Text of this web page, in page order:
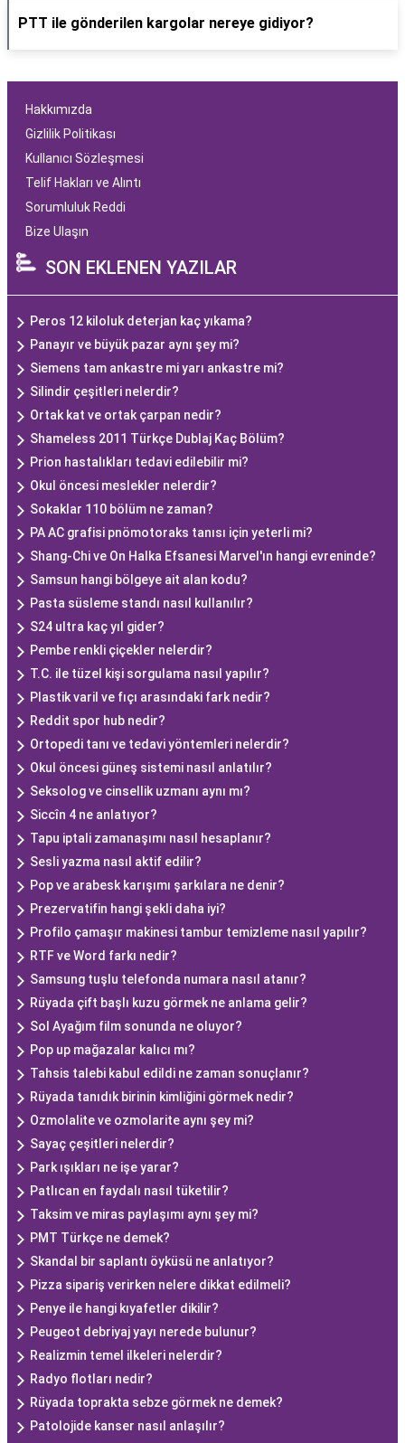
PTT ile gönderilen kargolar nereye gidiyor?
Hakkımızda
Gizlilik Politikası
Kullanıcı Sözleşmesi
Telif Hakları ve Alıntı
Sorumluluk Reddi
Bize Ulaşın
SON EKLENEN YAZILAR
Peros 12 kiloluk deterjan kaç yıkama?
Panayır ve büyük pazar aynı şey mi?
Siemens tam ankastre mi yarı ankastre mi?
Silindir çeşitleri nelerdir?
Ortak kat ve ortak çarpan nedir?
Shameless 2011 Türkçe Dublaj Kaç Bölüm?
Prion hastalıkları tedavi edilebilir mi?
Okul öncesi meslekler nelerdir?
Sokaklar 110 bölüm ne zaman?
PA AC grafisi pnömotoraks tanısı için yeterli mi?
Shang-Chi ve On Halka Efsanesi Marvel'ın hangi evreninde?
Samsun hangi bölgeye ait alan kodu?
Pasta süsleme standı nasıl kullanılır?
S24 ultra kaç yıl gider?
Pembe renkli çiçekler nelerdir?
T.C. ile tüzel kişi sorgulama nasıl yapılır?
Plastik varil ve fıçı arasındaki fark nedir?
Reddit spor hub nedir?
Ortopedi tanı ve tedavi yöntemleri nelerdir?
Okul öncesi güneş sistemi nasıl anlatılır?
Seksolog ve cinsellik uzmanı aynı mı?
Siccîn 4 ne anlatıyor?
Tapu iptali zamanaşımı nasıl hesaplanır?
Sesli yazma nasıl aktif edilir?
Pop ve arabesk karışımı şarkılara ne denir?
Prezervatifin hangi şekli daha iyi?
Profilo çamaşır makinesi tambur temizleme nasıl yapılır?
RTF ve Word farkı nedir?
Samsung tuşlu telefonda numara nasıl atanır?
Rüyada çift başlı kuzu görmek ne anlama gelir?
Sol Ayağım film sonunda ne oluyor?
Pop up mağazalar kalıcı mı?
Tahsis talebi kabul edildi ne zaman sonuçlanır?
Rüyada tanıdık birinin kimliğini görmek nedir?
Ozmolalite ve ozmolarite aynı şey mi?
Sayaç çeşitleri nelerdir?
Park ışıkları ne işe yarar?
Patlıcan en faydalı nasıl tüketilir?
Taksim ve miras paylaşımı aynı şey mi?
PMT Türkçe ne demek?
Skandal bir saplantı öyküsü ne anlatıyor?
Pizza sipariş verirken nelere dikkat edilmeli?
Penye ile hangi kıyafetler dikilir?
Peugeot debriyaj yayı nerede bulunur?
Realizmin temel ilkeleri nelerdir?
Radyo flotları nedir?
Rüyada toprakta sebze görmek ne demek?
Patolojide kanser nasıl anlaşılır?